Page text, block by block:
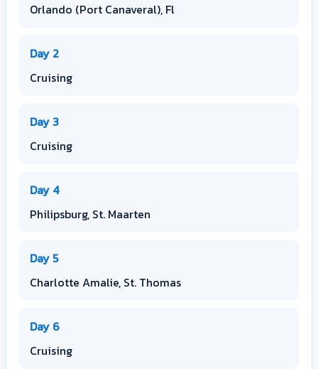
Orlando (Port Canaveral), Fl
Day 2
Cruising
Day 3
Cruising
Day 4
Philipsburg, St. Maarten
Day 5
Charlotte Amalie, St. Thomas
Day 6
Cruising